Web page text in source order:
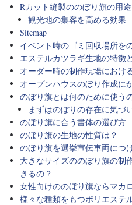
Rカット縫製ののぼり旗の用
観光地の集客を高める効果
Sitemap
イベント時のゴミ回収場所を
エステルカツラギ生地の特徴
オーダー時の制作現場におけ
オープンハウスのぼり作成に
のぼり旗とは何のために使う
まずはのぼりの存在に気づ
のぼり旗に合う書体の選び方
のぼり旗の生地の性質は？
のぼり旗を選挙宣伝車両につ
大きなサイズののぼり旗の制
きるの？
女性向けののぼり旗ならマカ
様々な種類をもつポリエステ